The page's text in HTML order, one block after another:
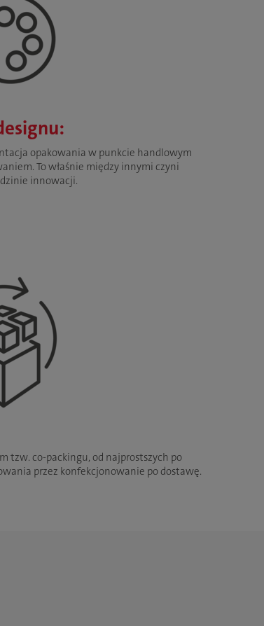
opakowania w punkcie handlowym
To właśnie między innymi czyni
innowacji.
tzw. co-packingu, od najprostszych po
przez konfekcjonowanie po dostawę.